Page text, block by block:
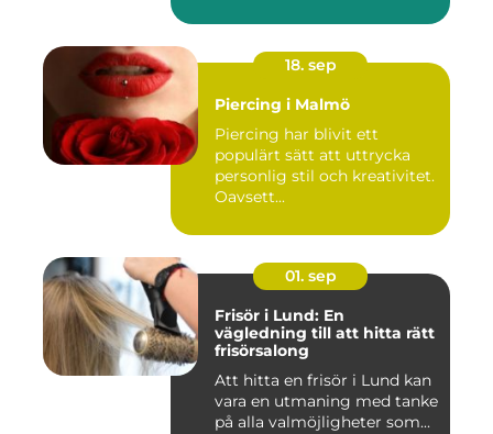
18. sep
Piercing i Malmö
Piercing har blivit ett
populärt sätt att uttrycka
personlig stil och kreativitet.
Oavsett...
01. sep
Frisör i Lund: En
vägledning till att hitta rätt
frisörsalong
Att hitta en frisör i Lund kan
vara en utmaning med tanke
på alla valmöjligheter som...